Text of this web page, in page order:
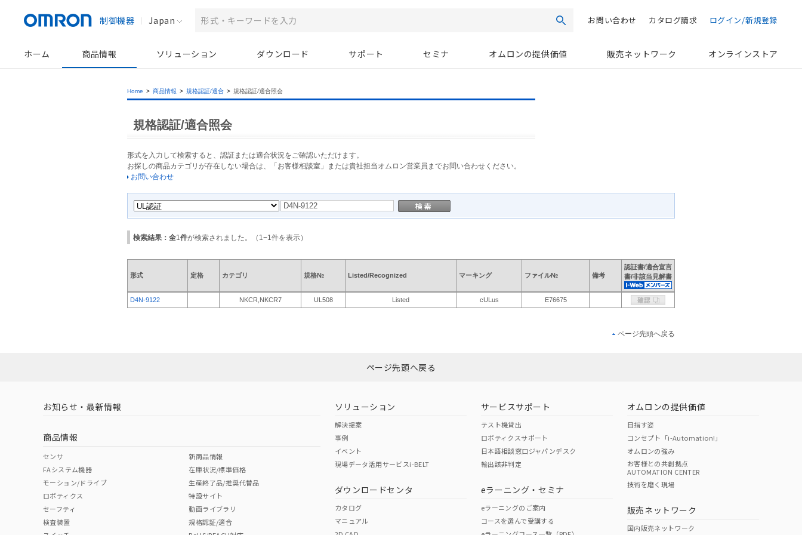
制御機器 Japan 検索お問い合わせ カタログ請求 ログイン/新規登録
ホーム 商品情報 ソリューション ダウンロード サポート セミナ オムロンの提供価値 販売ネットワーク オンラインストア
Home > 商品情報 > 規格認証/適合 > 規格認証/適合照会
規格認証/適合照会
形式を入力して検索すると、認証または適合状況をご確認いただけます。
お探しの商品カテゴリが存在しない場合は、「お客様相談室」または貴社担当オムロン営業員までお問い合わせください。
お問い合わせ
検索結果：全1 件が検索されました。（ 1 −1 件を表示）
形式 定格 カテゴリ 規格№ Listed/Recognized マーキング ファイル№ 備考
認証書/適合宣言
書/非該当見解書
D4N-9122 NKCR,NKCR7 UL508 Listed cULus E76675
ページ先頭へ戻る
ページ先頭へ戻る
お知らせ・最新情報
商品情報
センサ
FAシステム機器
モーション/ドライブ
ロボティクス
セーフティ
検査装置
新商品情報
在庫状況/標準価格
生産終了品/推奨代替品
特設サイト
動画ライブラリ
規格認証/適合
ソリューション
解決提案
事例
イベント
現場データ活用サービスi-BELT
ダウンロードセンタ
カタログ
マニュアル
サービスサポート
テスト機貸出
ロボティクスサポート
日本語相談窓口ジャパンデスク
輸出該非判定
eラーニング・セミナ
eラーニングのご案内
コースを選んで受講する
オムロンの提供価値
目指す姿
コンセプト「i-Automation!」
オムロンの強み
お客様との共創拠点
AUTOMATION CENTER
技術を磨く現場
販売ネットワーク
国内販売ネットワーク